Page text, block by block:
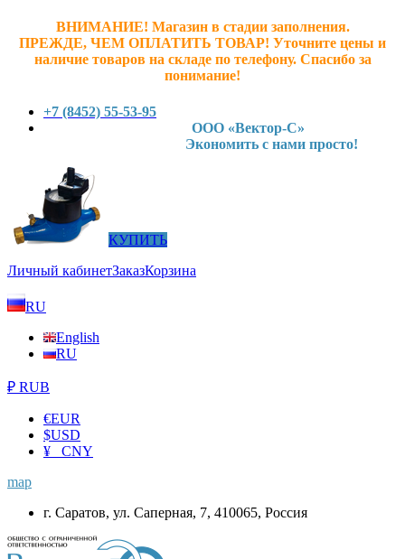
ВНИМАНИЕ! Магазин в стадии заполнения.
ПРЕЖДЕ, ЧЕМ ОПЛАТИТЬ ТОВАР! Уточните цены и
наличие товаров на складе по телефону. Спасибо за
понимание!
+7 (8452) 55-53-95
ООО «Вектор-С»
Экономить с нами просто!
КУПИТЬ
Личный кабинетЗаказКорзина
RU
English
RU
₽ RUB
€EUR
$USD
¥ CNY
map
г. Саратов, ул. Саперная, 7, 410065, Россия